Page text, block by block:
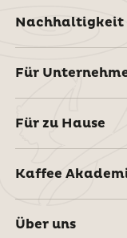
Nachhaltigkeit
Für
Für zu Hause
Kaffee
Über uns